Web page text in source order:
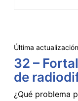
Última
32 –
de
¿Qué problema